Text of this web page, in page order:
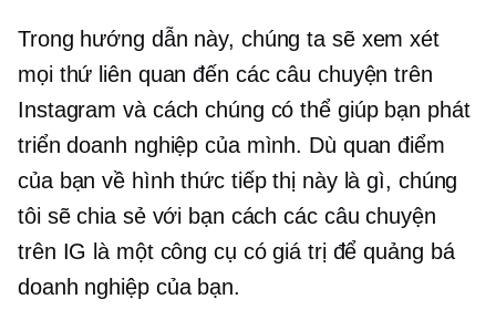
Trong hướng dẫn này, chúng ta sẽ xem xét
mọi thứ liên quan đến các câu chuyện trên
Instagram và cách chúng có thể giúp bạn phát
triển doanh nghiệp của mình. Dù quan điểm
của bạn về hình thức tiếp thị này là gì, chúng
tôi sẽ chia sẻ với bạn cách các câu chuyện
trên IG là một công cụ có giá trị để quảng bá
doanh nghiệp của bạn.